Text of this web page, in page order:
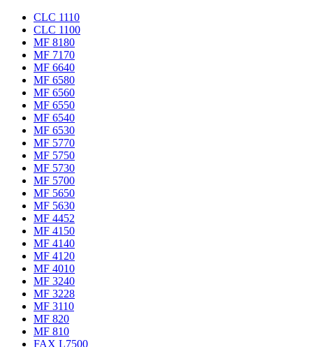
CLC 1110
CLC 1100
MF 8180
MF 7170
MF 6640
MF 6580
MF 6560
MF 6550
MF 6540
MF 6530
MF 5770
MF 5750
MF 5730
MF 5700
MF 5650
MF 5630
MF 4452
MF 4150
MF 4140
MF 4120
MF 4010
MF 3240
MF 3228
MF 3110
MF 820
MF 810
FAX L7500